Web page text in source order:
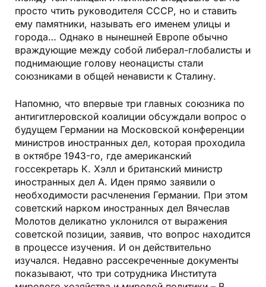
просто чтить руководителя СССР, но и ставить
ему памятники, называть его именем улицы и
города… Однако в нынешней Европе обычно
враждующие между собой либерал-глобалисты и
поднимающие голову неонацисты стали
союзниками в общей ненависти к Сталину.
Напомню, что впервые три главных союзника по
антигитлеровской коалиции обсуждали вопрос о
будущем Германии на Московской конференции
министров иностранных дел, которая проходила
в октябре 1943-го, где американский
госсекретарь К. Хэлл и британский министр
иностранных дел А. Иден прямо заявили о
необходимости расчленения Германии. При этом
советский нарком иностранных дел Вячеслав
Молотов деликатно уклонился от выражения
советской позиции, заявив, что вопрос находится
в процессе изучения. И он действительно
изучался. Недавно рассекреченные документы
показывают, что три сотрудника Института